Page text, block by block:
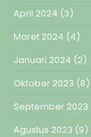
April 2024 (3)
Maret 2024 (4)
Januari 2024 (2)
Oktober 2023 (8)
September 2023
Agustus 2023 (9)